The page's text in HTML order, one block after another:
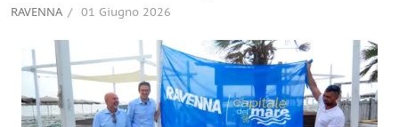
RAVENNA 01 Giugno 2026